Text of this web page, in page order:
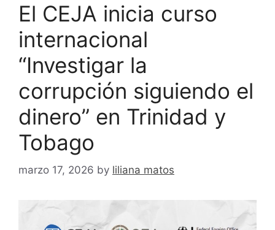
El CEJA inicia curso
internacional
“Investigar la
corrupción siguiendo el
dinero” en Trinidad y
Tobago
marzo 17, 2026 by liliana matos